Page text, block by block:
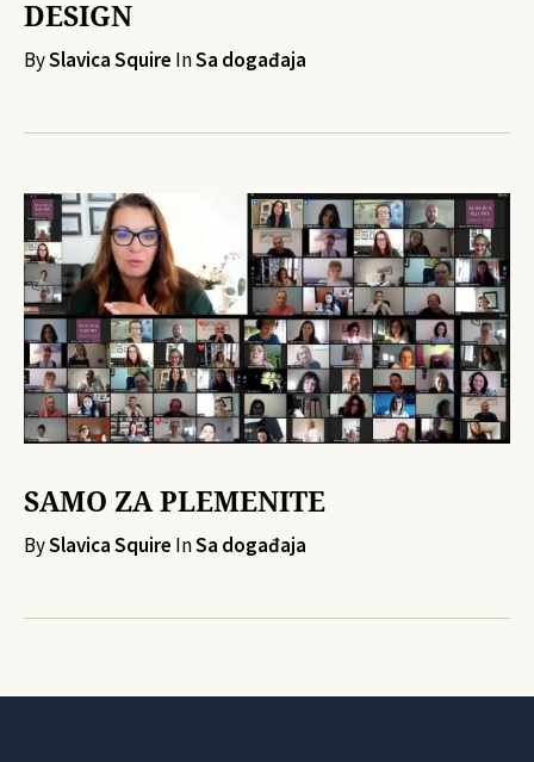
DESIGN
BySlavica Squire InSa događaja
SAMO ZA PLEMENITE
BySlavica Squire InSa događaja